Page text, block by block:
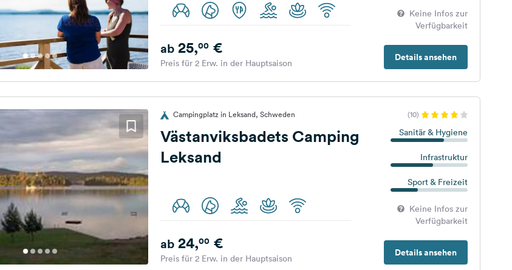
Keine Infos zur
Verfügbarkeit
Details ansehen
ab25,00€
Preis für 2 Erw. in der Hauptsaison
Campingplatz in Leksand, Schweden (10)
Västanviksbadets Camping
Leksand
Sanitär & Hygiene
Infrastruktur
Sport & Freizeit
Keine Infos zur
Verfügbarkeit
Details ansehen
ab24,00€
Preis für 2 Erw. in der Hauptsaison